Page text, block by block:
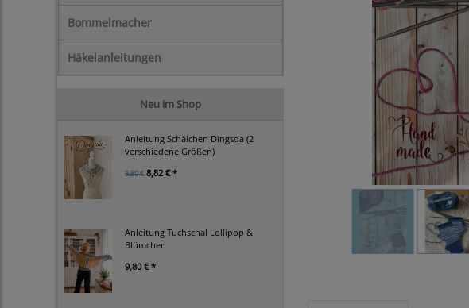
Bommelmacher
Häkelanleitungen
Neu im Shop
Anleitung Schälchen Dingsda (2
verschiedene Größen)
9,80 € 8,82 € *
Anleitung Tuchschal Lollipop &
Blümchen
9,80 € *